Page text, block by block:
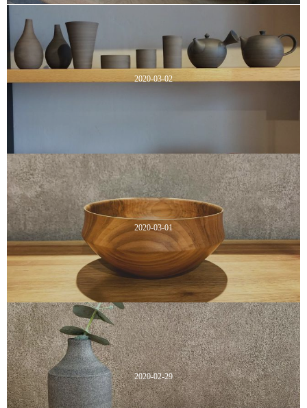
2020-03-02
2020-03-01
2020-02-29